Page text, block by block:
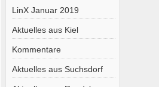
LinX Januar 2019
Aktuelles aus Kiel
Kommentare
Aktuelles aus Suchsdorf